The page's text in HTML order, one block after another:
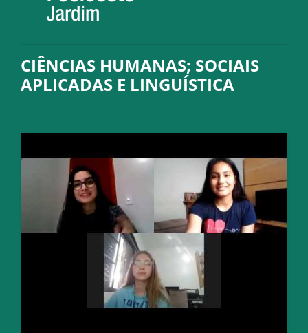
CIÊNCIAS HUMANAS; SOCIAIS
APLICADAS E LINGUÍSTICA